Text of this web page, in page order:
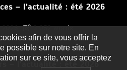
– l’actualité : été 2026
2026 3 052 words
– l’actualité : été 2026
afin de vous offrir la
possible sur notre site. En
sur ce site, vous acceptez